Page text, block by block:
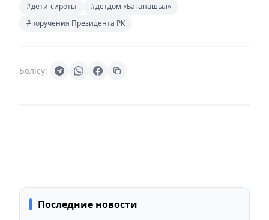
#дети-сироты
#детдом «Баганашыл»
#поручения Президента РК
Бөлісу:
Последние новости